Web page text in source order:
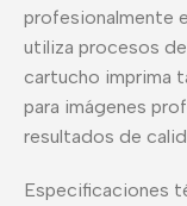
profesionalmente
utiliza procesos
cartucho imprima
para imágenes
resultados de
Especificaciones